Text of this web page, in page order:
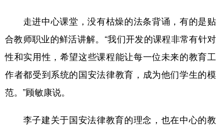
走进中心课堂，没有枯燥的法条背诵，有的是贴
合教师职业的鲜活讲解。“我们开发的课程非常有针对
性和实用性，希望这些课程能让每一位未来的教育工
作者都受到系统的国安法律教育，成为他们学生的模
范。”顾敏康说。
李子建关于国安法律教育的理念，也在中心的教